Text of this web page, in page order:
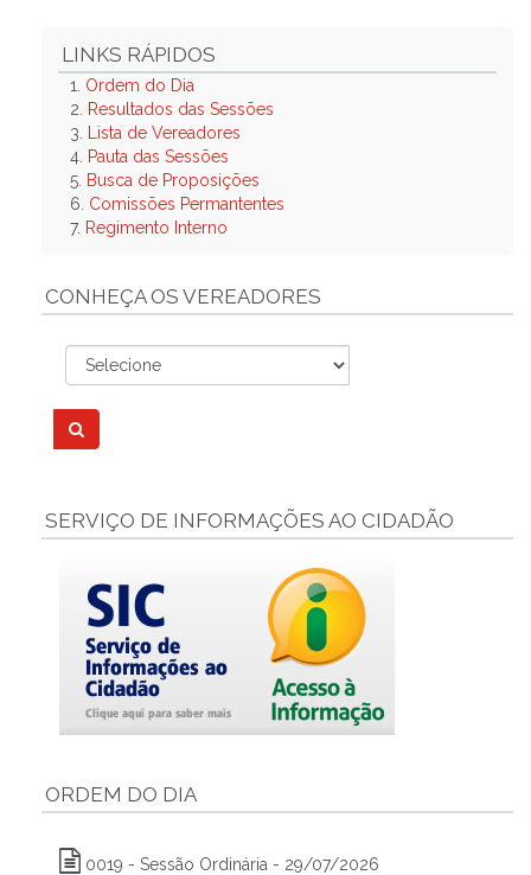
LINKS RÁPIDOS
1. Ordem do Dia
2.
Resultados das Sessões
3.
Lista de Vereadores
4. Pauta das Sessões
5. Busca de Proposições
6. Comissões Permantentes
7. Regimento Interno
CONHEÇA OS VEREADORES
SERVIÇO DE INFORMAÇÕES AO CIDADÃO
ORDEM DO DIA
0019 - Sessão Ordinária - 29/07/2026